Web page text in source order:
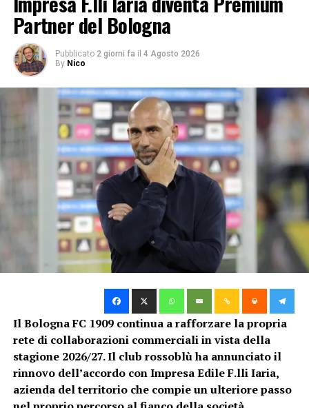
sincronismi.
Le partitelle finali hanno aumentato il ritmo della
seduta e consentito allo staff di verificare la risposta dei
giocatori dopo il lavoro svolto nelle ultime settimane.
L’obiettivo resta quello di arrivare nelle migliori
condizioni possibili ai prossimi appuntamenti della
preseason.
Il test contro il Pisa rappresenterà un’altra occasione
utile per valutare i progressi del gruppo rossoblù. Il
risultato avrà un’importanza relativa, mentre
conteranno soprattutto la crescita fisica e
l’assimilazione delle indicazioni tattiche.
Holm, Lucumí e Heggem con i
Dall’allenamento di Casteldebole sono arrivate
indicazioni positive anche per quanto riguarda alcuni
giocatori. Emil Holm, Jhon Lucumí e Torbjørn Heggem
hanno lavorato insieme ai compagni.
La loro presenza nel gruppo rappresenta una buona
Partner del Bologna
Pubblicato 2 giorni fa il 4 Agosto 2026
By Nico
Il Bologna FC 1909 continua a rafforzare la propria
rete di collaborazioni commerciali in vista della
stagione 2026/27. Il club rossoblù ha annunciato il
rinnovo dell’accordo con Impresa Edile F.lli Iaria,
azienda del territorio che compie un ulteriore passo